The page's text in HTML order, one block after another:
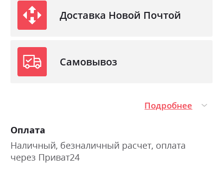
Доставка Новой Почтой
Самовывоз
Подробнее
Оплата
Наличный, безналичный расчет, оплата
через Приват24